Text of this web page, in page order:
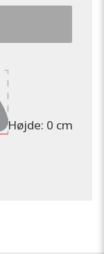
Højde: 0 cm